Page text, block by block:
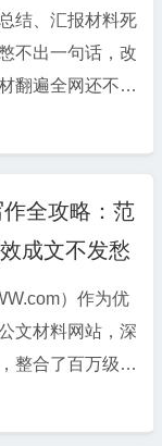
把实现长远目标
握每一
守初心”方能成
的诚心汇聚人民
、马上就办，对
久为功。 10.
结、汇报材料死
不出一句话，改
翻遍全网还不对
半年的 3 个宝藏
效率拉满，无偿
“巧妇难为无米
就是没思路、没
报告、党建材
优质范文和核心
砌的模板，而是
作全攻略：范
成文不发愁
）作为优
文材料网站，深
整合了百万级优
公文范文大全，
料，都能一站式